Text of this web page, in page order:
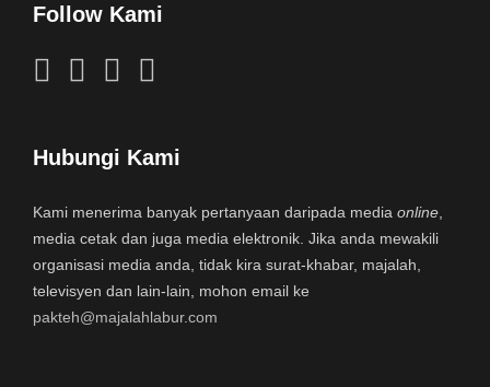
Follow Kami
Hubungi Kami
Kami menerima banyak pertanyaan daripada media online
media cetak dan juga media elektronik. Jika anda mewakili
organisasi media anda, tidak kira surat-khabar, majalah,
televisyen dan lain-lain, mohon email ke
pakteh@majalahlabur.com